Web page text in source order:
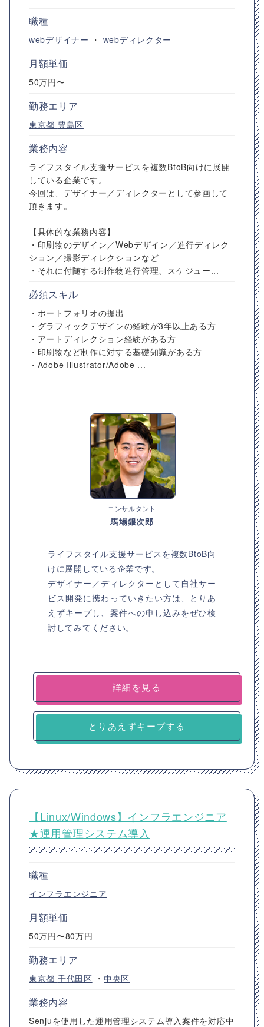
職種
webデザイナー ・ webディレクター
月額単価
50万円〜
勤務エリア
東京都 豊島区
業務内容
ライフスタイル支援サービスを複数BtoB向けに展開
している企業です。
今回は、デザイナー／ディレクターとして参画して
頂きます。
【具体的な業務内容】
・印刷物のデザイン／Webデザイン／進行ディレク
ション／撮影ディレクションなど
・それに付随する制作物進行管理、スケジュー...
必須スキル
・ポートフォリオの提出
・グラフィックデザインの経験が3年以上ある方
・アートディレクション経験がある方
・印刷物など制作に対する基礎知識がある方
・Adobe Illustrator/Adobe ...
コンサルタント
馬場銀次郎
ライフスタイル支援サービスを複数BtoB向
けに展開している企業です。
デザイナー／ディレクターとして自社サー
ビス開発に携わっていきたい方は、とりあ
えずキープし、案件への申し込みをぜひ検
討してみてください。
詳細を見る
とりあえずキープする
【Linux/Windows】インフラエンジニア
★運用管理システム導入
職種
インフラエンジニア
月額単価
50万円〜80万円
勤務エリア
東京都 千代田区 ・中央区
業務内容
Senjuを使用した運用管理システム導入案件を対応中